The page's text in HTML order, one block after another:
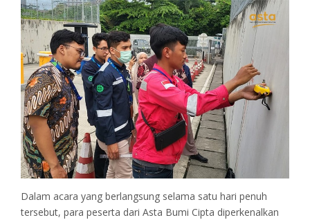
Dalam acara yang berlangsung selama satu hari penuh
tersebut, para peserta dari Asta Bumi Cipta diperkenalkan